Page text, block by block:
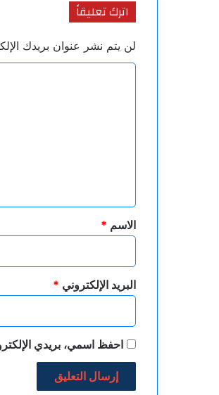
اترك تعليقاً
لن يتم نشر عنوان بريدك
*
الاسم *
البريد الإلكتروني *
احفظ اسمي، بريدي